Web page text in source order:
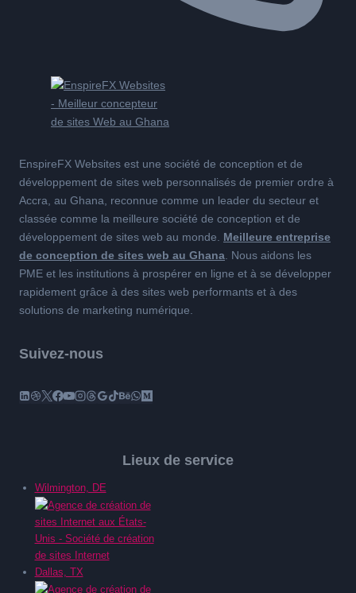
EnspireFX Websites est une société de conception et de
développement de sites web personnalisés de premier ordre à
Accra, au Ghana, reconnue comme un leader du secteur et
classée comme la meilleure société de conception et de
développement de sites web au monde. Meilleure entreprise
de conception de sites web au Ghana . Nous aidons les
PME et les institutions à prospérer en ligne et à se développer
rapidement grâce à des sites web performants et à des
solutions de marketing numérique.
Suivez-nous
Lieux de service
Wilmington, DE
Dallas, TX